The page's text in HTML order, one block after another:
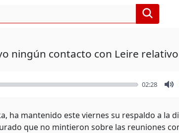
ningún contacto con Leire
02:28
ha mantenido este viernes su respaldo a la
que no mintieron sobre las reuniones